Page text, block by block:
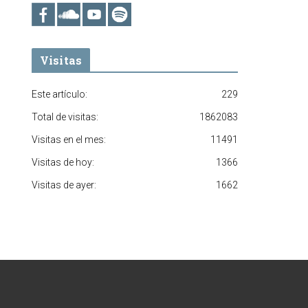
Visitas
229
Este artículo:
1862083
Total de visitas:
11491
Visitas en el mes:
1366
Visitas de hoy:
1662
Visitas de ayer: